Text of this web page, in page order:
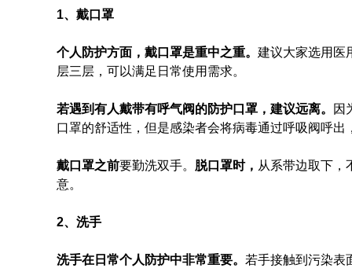
1、戴口罩
个人防护方面，戴口罩是重中之重。 建议大家选用医
层三层，可以满足日常使用需求。
若遇到有人戴带有呼气阀的防护口罩，建议远离。
因
口罩的舒适性，但是感染者会将病毒通过呼吸阀呼出
戴口罩之前要勤洗双手。 脱口罩时， 从系带边取下，
意。
2、洗手
洗手在日常个人防护中非常重要。 若手接触到污染表